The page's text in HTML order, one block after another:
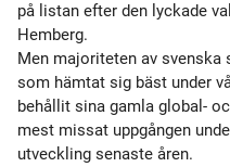
på listan efter den lyckade
Hemberg.
Men majoriteten av svenska
som hämtat sig bäst under
behållit sina gamla global-
mest missat uppgången
utveckling senaste åren.